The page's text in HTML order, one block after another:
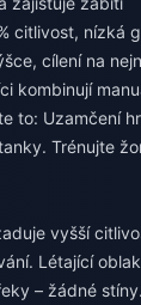
citlivost, nízká
cílení na
kombinují
to: Uzamčení
Trénujte
vyšší
Létající
– žádné